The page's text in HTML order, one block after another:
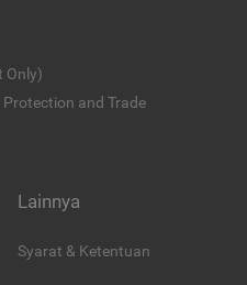
Only)
and Trade
Lainnya
Syarat & Ketentuan